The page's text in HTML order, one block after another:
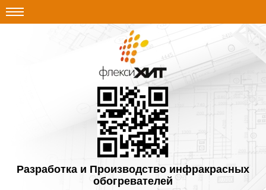
Разработка и Производство инфракрасных
обогревателей